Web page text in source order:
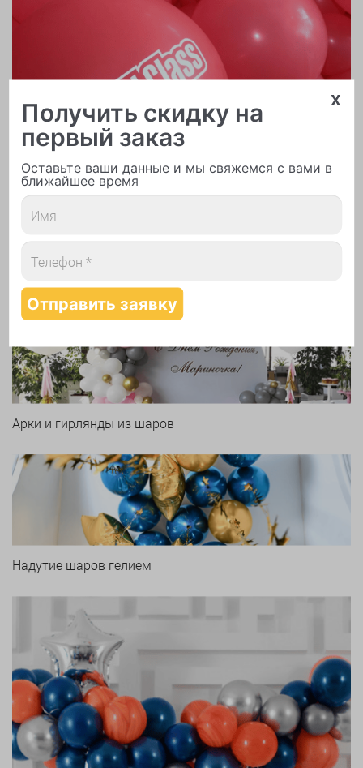
Арки и гирлянды из шаров
Надутие шаров гелием
x
Получить скидку на
первый заказ
Оставьте ваши данные и мы свяжемся с вами в
ближайшее время